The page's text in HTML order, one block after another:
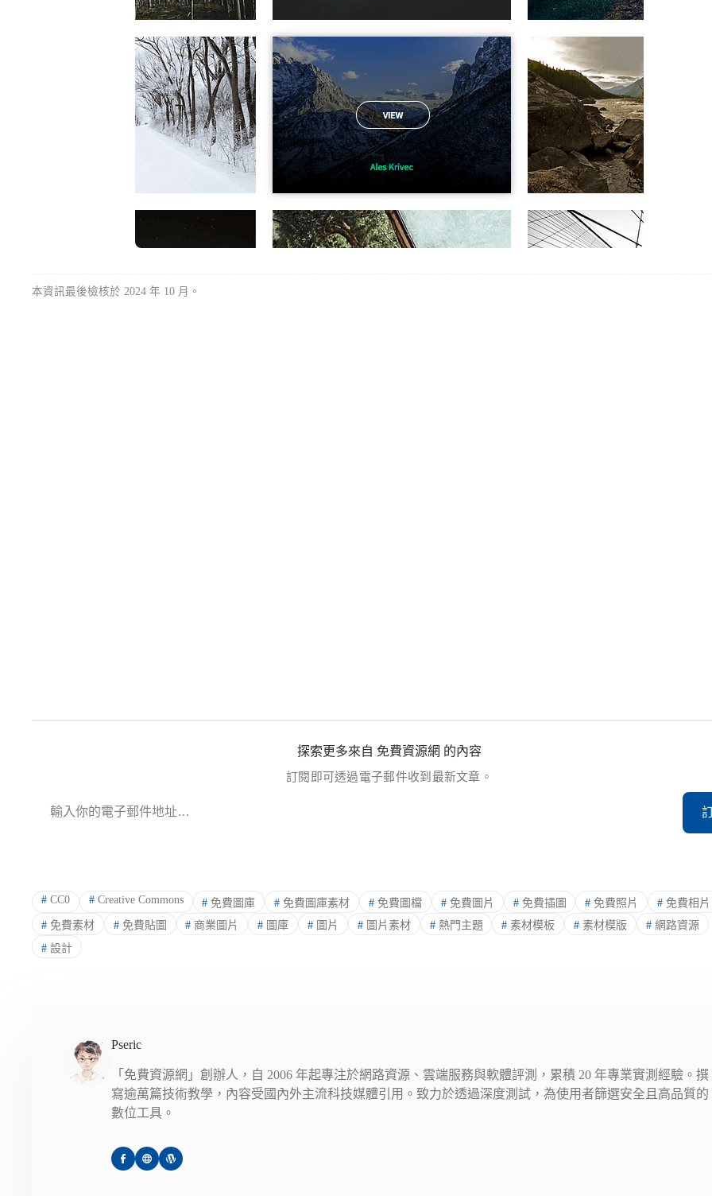
本資訊最後檢核於 2024 年 10 月。
探索更多來自 免費資源網 的內容
訂閱即可透過電子郵件收到最新文章。
#CC0 #Creative Commons # 免費圖庫 # 免費圖庫素材 # 免費圖檔 #免費圖片 #免費插圖 # 免費照片 # 免費相片
#免費素材 #免費貼圖 # 商業圖片 # 圖庫 # 圖片 #圖片素材 #熱門主題 # 素材模板 # 素材模版 #網路資源
#設計
Pseric
「免費資源網」創辦人，自 2006 年起專注於網路資源、雲端服務與軟體評測，累積 20 年專業實測經驗。撰
寫逾萬篇技術教學，內容受國內外主流科技媒體引用。致力於透過深度測試，為使用者篩選安全且高品質的
數位工具。